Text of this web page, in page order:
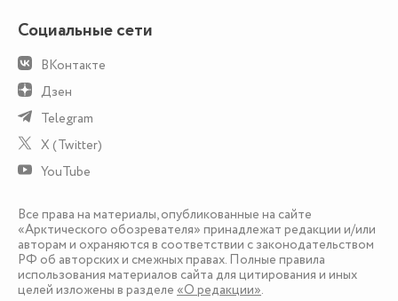
Социальные сети
ВКонтакте
Дзен
Telegram
X (Twitter)
YouTube
Все права на материалы, опубликованные на сайте
«Арктического обозревателя» принадлежат редакции и/или
авторам и охраняются в соответствии с законодательством
РФ об авторских и смежных правах. Полные правила
использования материалов сайта для цитирования и иных
целей изложены в разделе «О редакции».